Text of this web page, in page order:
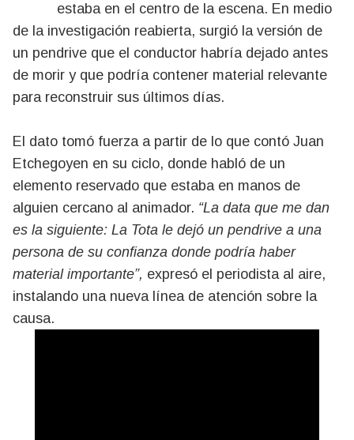
estaba en el centro de la escena. En medio
de la investigación reabierta, surgió la versión de
un pendrive que el conductor habría dejado antes
de morir y que podría contener material relevante
para reconstruir sus últimos días.
El dato tomó fuerza a partir de lo que contó Juan
Etchegoyen en su ciclo, donde habló de un
elemento reservado que estaba en manos de
alguien cercano al animador. “La data que me dan
es la siguiente: La Tota le dejó un pendrive a una
persona de su confianza donde podría haber
material importante”, expresó el periodista al aire,
instalando una nueva línea de atención sobre la
causa.